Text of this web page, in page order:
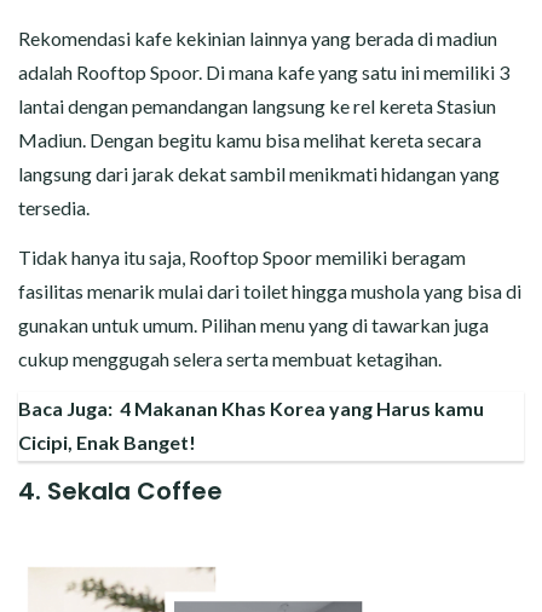
Rekomendasi kafe kekinian lainnya yang berada di madiun
adalah Rooftop Spoor. Di mana kafe yang satu ini memiliki 3
lantai dengan pemandangan langsung ke rel kereta Stasiun
Madiun. Dengan begitu kamu bisa melihat kereta secara
langsung dari jarak dekat sambil menikmati hidangan yang
tersedia.
Tidak hanya itu saja, Rooftop Spoor memiliki beragam
fasilitas menarik mulai dari toilet hingga mushola yang bisa di
gunakan untuk umum. Pilihan menu yang di tawarkan juga
cukup menggugah selera serta membuat ketagihan.
Baca Juga: 4 Makanan Khas Korea yang Harus kamu
Cicipi, Enak Banget!
4. Sekala Coffee